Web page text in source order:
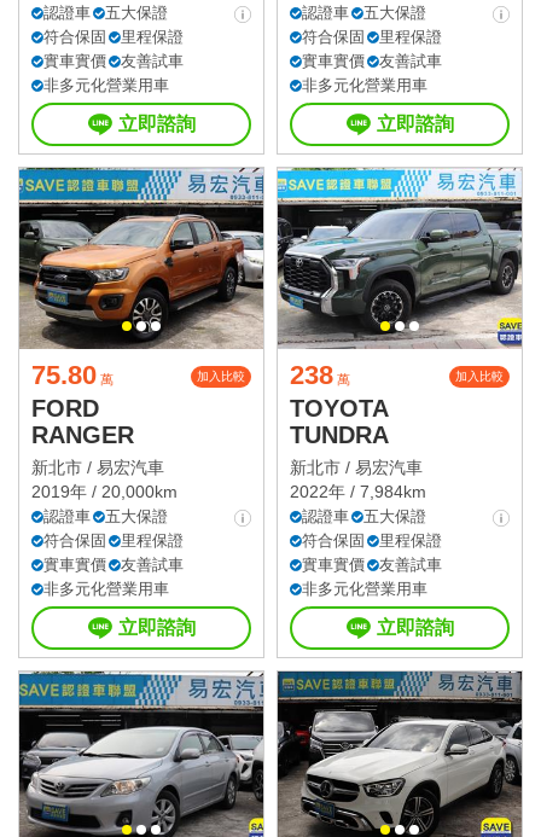
認證車
五大保證
符合保固
里程保證
實車實價
友善試車
非多元化營業用車
立即諮詢
認證車
五大保證
符合保固
里程保證
實車實價
友善試車
非多元化營業用車
立即諮詢
75.80 萬 加入比較
FORD
RANGER
新北市 / 易宏汽車
2019年 / 20,000km
認證車
五大保證
符合保固
里程保證
實車實價
友善試車
非多元化營業用車
立即諮詢
238 萬 加入比較
TOYOTA
TUNDRA
新北市 / 易宏汽車
2022年 / 7,984km
認證車
五大保證
符合保固
里程保證
實車實價
友善試車
非多元化營業用車
立即諮詢